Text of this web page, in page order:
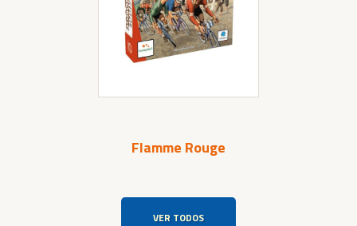
Flamme Rouge
VER TODOS